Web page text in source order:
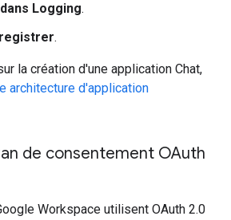
Logging.
.
la création d'une application Chat,
architecture d'application
de consentement OAuth
Workspace utilisent OAuth 2.0